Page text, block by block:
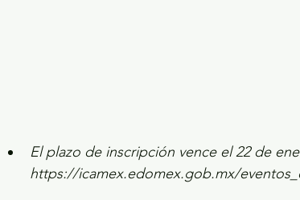
El plazo de inscripción vence el 22 de
https://icamex.edomex.gob.mx/